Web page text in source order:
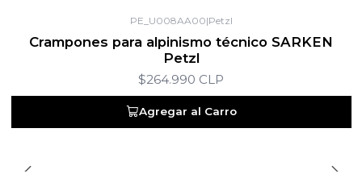
PE_U008AA00|Petzl
Crampones para alpinismo técnico SARKEN
Petzl
$264.990 CLP
Agregar al Carro